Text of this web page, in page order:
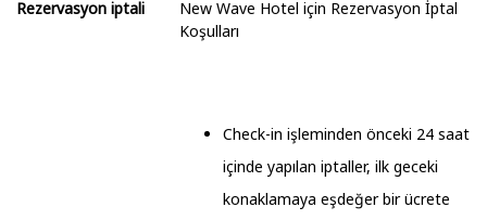
Rezervasyon iptali
New Wave Hotel için Rezervasyon İptal
Koşulları
Check-in işleminden önceki 24 saat
içinde yapılan iptaller, ilk geceki
konaklamaya eşdeğer bir ücrete